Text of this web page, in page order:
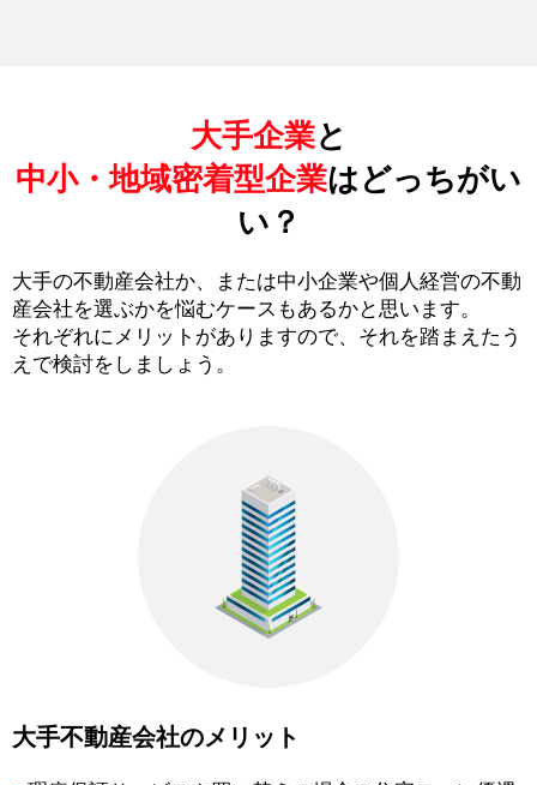
大手企業と
中小・地域密着型企業はどっちがい
い？
大手の不動産会社か、または中小企業や個人経営の不動
産会社を選ぶかを悩むケースもあるかと思います。
それぞれにメリットがありますので、それを踏まえたう
えで検討をしましょう。
大手不動産会社のメリット